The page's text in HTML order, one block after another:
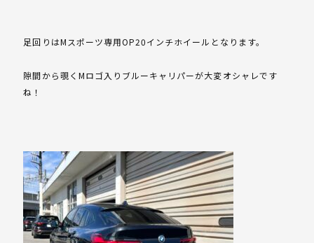
足回りはMスポーツ専用OP20インチホイールとなります。
隙間から覗くMロゴ入りブルーキャリパーが大変オシャレです
ね！